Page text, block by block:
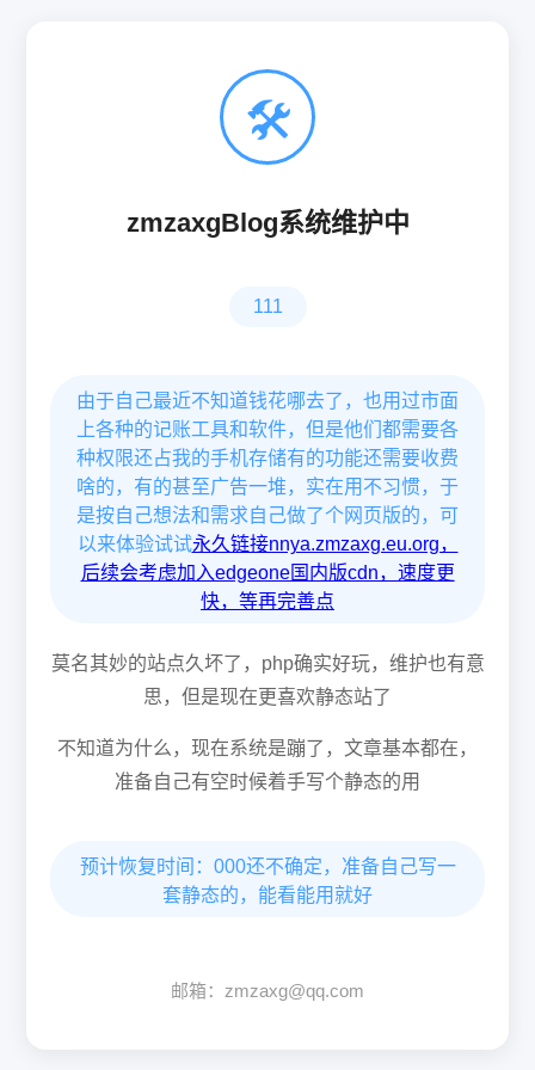
🛠
zmzaxgBlog系统维护中
111
由于自己最近不知道钱花哪去了，也用过市面
上各种的记账工具和软件，但是他们都需要各
种权限还占我的手机存储有的功能还需要收费
啥的，有的甚至广告一堆，实在用不习惯，于
是按自己想法和需求自己做了个网页版的，可
以来体验试试永久链接nnya.zmzaxg.eu.org，
后续会考虑加入edgeone国内版cdn，速度更
快，等再完善点
莫名其妙的站点久坏了，php确实好玩，维护也有意
思，但是现在更喜欢静态站了
不知道为什么，现在系统是蹦了，文章基本都在，
准备自己有空时候着手写个静态的用
预计恢复时间：000还不确定，准备自己写一
套静态的，能看能用就好
邮箱：zmzaxg@qq.com